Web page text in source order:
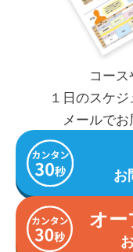
コース
１日のスケ
メールでお
お
オ